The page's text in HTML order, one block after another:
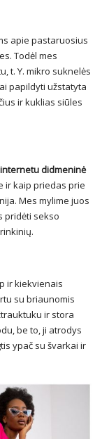
apie pastaruosius
Todėl mes
t. Y. mikro suknelės
papildyti užstatyta
ir kuklias siūles
didmeninė
ir kaip priedas prie
Mes mylime juos
pridėti sekso
ir kiekvienais
su briaunomis
ir stora
be to, ji atrodys
ypač su švarkai ir